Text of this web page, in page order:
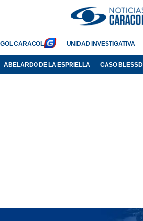
GOL CARACOL UNIDAD INVESTIGATIVA
ABELARDO DE LA ESPRIELLA CASO BLESSD